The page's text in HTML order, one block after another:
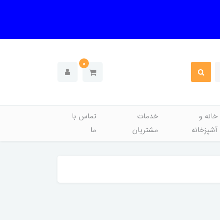
0
خانه و
آشپزخانه
خدمات
مشتریان
تماس با
ما